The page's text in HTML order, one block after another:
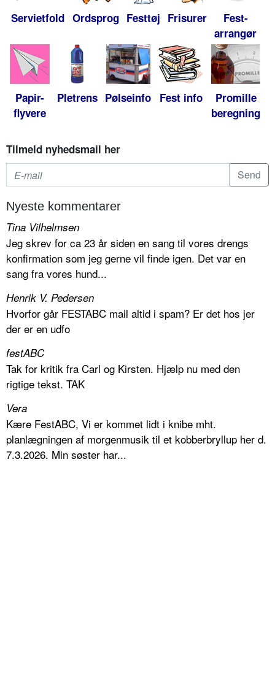
Servietfold Ordsprog Festtøj Frisurer
Fest-
arrangør
Papir-
flyvere
Pletrens Pølseinfo Fest info
Promille
beregning
Tilmeld nyhedsmail her
Nyeste kommentarer
Tina Vilhelmsen
Jeg skrev for ca 23 år siden en sang til vores drengs
konfirmation som jeg gerne vil finde igen. Det var en
sang fra vores hund...
Henrik V. Pedersen
Hvorfor går FESTABC mail altid i spam? Er det hos jer
der er en udfo
festABC
Tak for kritik fra Carl og Kirsten. Hjælp nu med den
rigtige tekst. TAK
Vera
Kære FestABC, Vi er kommet lidt i knibe mht.
planlægningen af morgenmusik til et kobberbryllup her d.
7.3.2026. Min søster har...